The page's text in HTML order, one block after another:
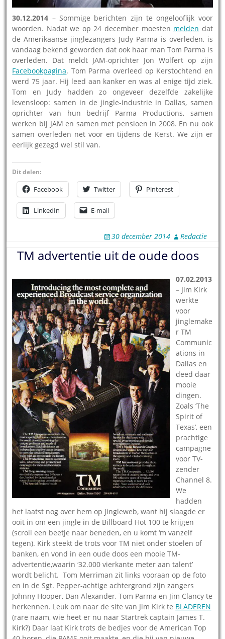
30.12.2014 – Sommige berichten zijn te ongelooflijk voor
woorden. Nadat we op 24 december moesten melden dat
de Amerikaanse jinglezangers Judy Parma is overleden, is
vandaag bekend geworden dat ook haar man Tom Parma is
overleden. Dat meldt JAM-oprichter Jon Wolfert op zijn
Facebookpagina. Tom Parma overleed op Kerstochtend en
werd 75 jaar. Hij leed aan kanker en was al enige tijd ziek.
Tom en Judy hadden zo ongeveer dezelfde zakelijke
levensloop: samen in de jingle-industrie in Dallas, samen
oprichter van hun bedrijf Parma Productions, samen
werken bij JAM en samen met pensioen in 2008. En nu ook
samen overleden net voor en tijdens de Kerst. We zijn er
eerlijk gezegd wel stil van.
Dit delen:
Facebook Twitter Pinterest
LinkedIn E-mail
30 december 2014 Redactie
TM advertentie uit de oude doos
07.02.2013
– Jim Kirk
werkte
voor
jinglemake
r TM
Communic
ations in
Dallas en
deed daar
mooie
dingen.
Zoals ‘The
Spirit of
Texas’, een
prachtige
campagne
voor TV-
zender
Channel 8.
We
hadden
het laatst nog over hem op Jingleweb, want hij slaagde er
ooit in om een jingle in de Billboard Hot 100 te krijgen
(scroll een beetje naar beneden, en u komt ‘m vanzelf
tegen). Kirk steekt de trots voor TM niet onder stoelen of
banken, en vond in een oude doos een mooie TM-
advertentie,waarin ‘32.000 vierkante meter aan talent’
wordt belicht. Tom Merriman zit links vooraan op de foto
en in de Sgt. Pepper-achtige achtergrond zijn zangers
Johnny Hooper, Dan Alexander, Tom Parma en Jim Clancy te
herkennen. Leuk om naar de site van Jim Kirk te BLADEREN
(rare naam, wie heet er nu naar Startrek captain James T.
Kirk?) Daar laat Kirk trots de bedjes voor de American Top